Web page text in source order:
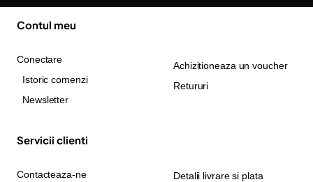
Contul meu
Conectare
Istoric comenzi
Newsletter
Achizitioneaza un voucher
Retururi
Servicii clienti
Contacteaza-ne
Detalii livrare si plata